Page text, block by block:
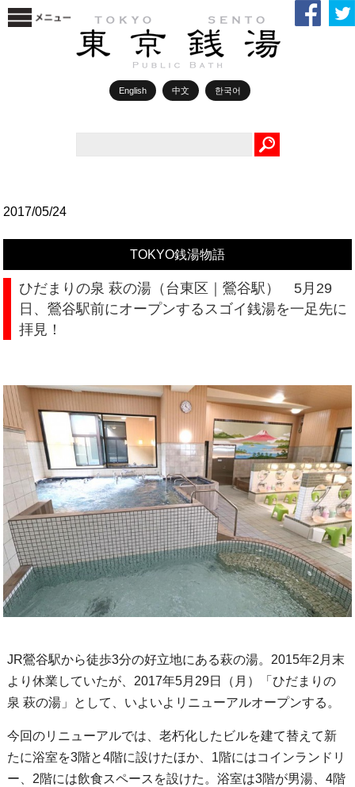
English 中文 한국어
2017/05/24
TOKYO銭湯物語
ひだまりの泉 萩の湯（台東区｜鶯谷駅） 5月29
日、鶯谷駅前にオープンするスゴイ銭湯を一足先に
拝見！
JR鶯谷駅から徒歩3分の好立地にある萩の湯。2015年2月末
より休業していたが、2017年5月29日（月）「ひだまりの
泉 萩の湯」として、いよいよリニューアルオープンする。
今回のリニューアルでは、老朽化したビルを建て替えて新
たに浴室を3階と4階に設けたほか、1階にはコインランドリ
ー、2階には飲食スペースを設けた。浴室は3階が男湯、4階